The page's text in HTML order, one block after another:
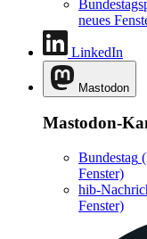
neues
LinkedIn
Mastodon
Mastodon-
Bundestag
Fenster)
hib-
Fenster)